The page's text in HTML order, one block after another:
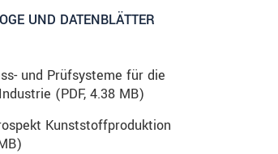
UND DATENBLÄTTER
und Prüfsysteme für die
(PDF, 4.38 MB)
Kunststoffproduktion